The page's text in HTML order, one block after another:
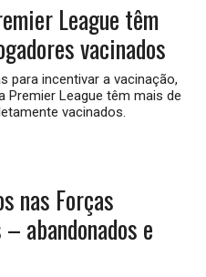
League têm
vacinados
para incentivar a vacinação,
Premier League têm mais de
vacinados.
nas Forças
abandonados e